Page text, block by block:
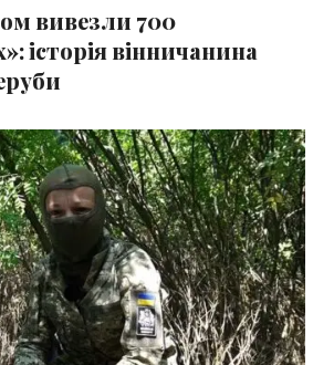
вивезли 700
історія вінничанина